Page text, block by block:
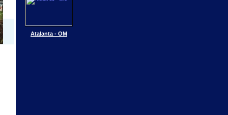
Atalanta - OM